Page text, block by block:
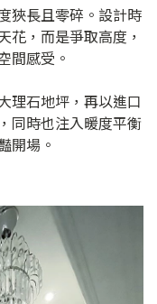
狹長且零碎。設計時
花，而是爭取高度，
間感受。
理石地坪，再以進口
同時也注入暖度平衡
開場。